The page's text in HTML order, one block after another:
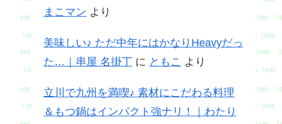
まこマン より
美味しい♪ ただ中年にはかなりHeavyだっ
た…｜串屋 名掛丁 に ともこ より
立川で九州を満喫♪ 素材にこだわる料理
＆もつ鍋はインパクト強ナリ！｜わたり